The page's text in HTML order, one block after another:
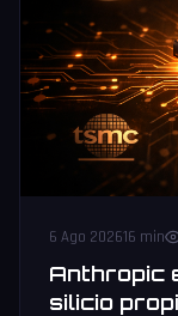
6 Ago 202616 min
Anthropic
silicio